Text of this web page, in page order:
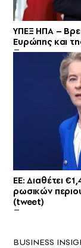
ΥΠΕΞ ΗΠΑ –
Ευρώπης και
ΕΕ: Διαθέτει
ρωσικών
(tweet)
BUSINESS